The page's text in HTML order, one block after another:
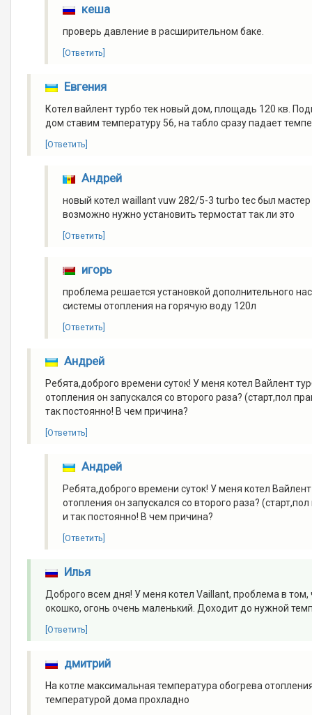
кеша
проверь давление в расширительном баке.
[Ответить]
Евгения
Котел вайлент турбо тек новый дом, площадь 120 кв.
дом ставим температуру 56, на табло сразу падает
[Ответить]
Андрей
новый котел waillant vuw 282/5-3 turbo tec был
возможно нужно установить термостат так ли это
[Ответить]
игорь
проблема решается установкой дополнительного
системы отопления на горячую воду 120л
[Ответить]
Андрей
Ребята,доброго времени суток! У меня котел Вайлент
отопления он запускался со второго раза? (старт,пол
так постоянно! В чем причина?
[Ответить]
Андрей
Ребята,доброго времени суток! У меня котел
отопления он запускался со второго раза?
и так постоянно! В чем причина?
[Ответить]
Илья
Доброго всем дня! У меня котел Vaillant, проблема в
окошко, огонь очень маленький. Доходит до нужной
[Ответить]
дмитрий
На котле максимальная температура обогрева
температурой дома прохладно